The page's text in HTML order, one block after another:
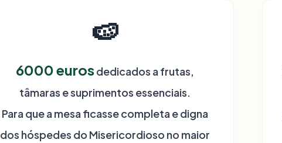
🍉
6000eurosdedicados a frutas,
tâmaras e suprimentos essenciais.
Para que a mesa ficasse completa e digna
dos hóspedes do Misericordioso no maior